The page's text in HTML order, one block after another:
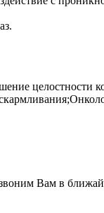
целостности
Вам в